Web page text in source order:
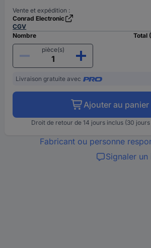
Vente et expédition :
Conrad Electronic
CGV
Nombre
pièce(s)
Total
Livraison gratuite avec
Ajouter au panier
Droit de retour de 14 jours inclus (30
Fabricant ou personne
Signaler